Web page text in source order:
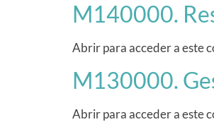
M140000.
Abrir para acceder a este
M130000.
Abrir para acceder a este